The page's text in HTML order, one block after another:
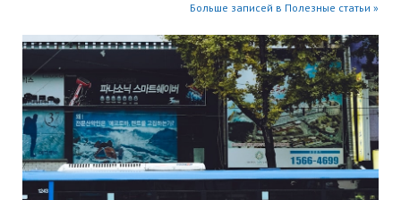
Больше записей в Полезные статьи »